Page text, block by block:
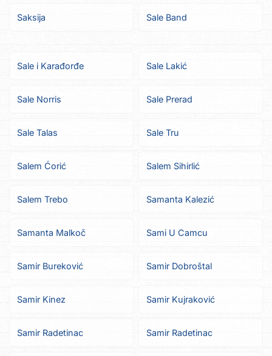
Saksija Sale Band
Sale i Karađorđe Sale Lakić
Sale Norris Sale Prerad
Sale Talas Sale Tru
Salem Ćorić Salem Sihirlić
Salem Trebo Samanta Kalezić
Samanta Malkoč Sami U Camcu
Samir Bureković Samir Dobroštal
Samir Kinez Samir Kujraković
Samir Radetinac Samir Radetinac